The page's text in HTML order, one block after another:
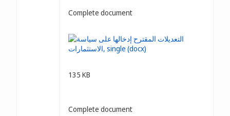
Complete document
135 KB
Complete document